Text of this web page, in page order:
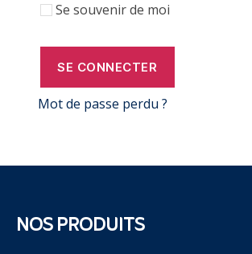
Se souvenir de moi
SE CONNECTER
Mot de passe perdu ?
NOS PRODUITS